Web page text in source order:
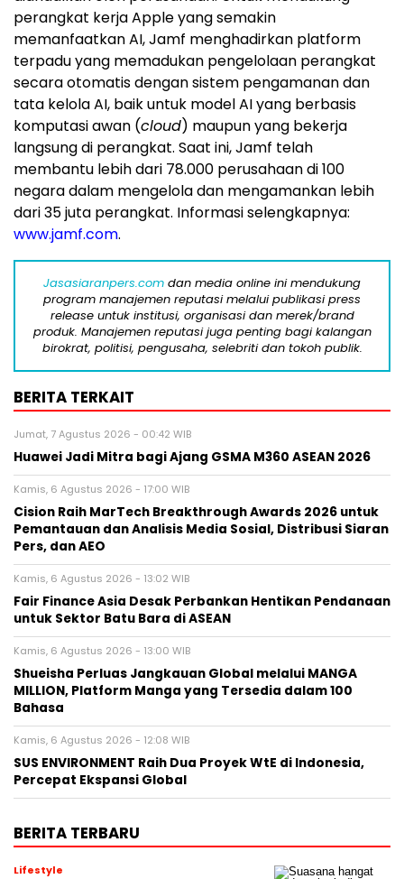
perangkat kerja Apple yang semakin
memanfaatkan AI, Jamf menghadirkan platform
terpadu yang memadukan pengelolaan perangkat
secara otomatis dengan sistem pengamanan dan
tata kelola AI, baik untuk model AI yang berbasis
komputasi awan (cloud) maupun yang bekerja
langsung di perangkat. Saat ini, Jamf telah
membantu lebih dari 78.000 perusahaan di 100
negara dalam mengelola dan mengamankan lebih
dari 35 juta perangkat. Informasi selengkapnya:
www.jamf.com.
Jasasiaranpers.com dan media online ini mendukung
program manajemen reputasi melalui publikasi press
release untuk institusi, organisasi dan merek/brand
produk. Manajemen reputasi juga penting bagi kalangan
birokrat, politisi, pengusaha, selebriti dan tokoh publik.
BERITA TERKAIT
Jumat, 7 Agustus 2026 - 00:42 WIB
Huawei Jadi Mitra bagi Ajang GSMA M360 ASEAN 2026
Kamis, 6 Agustus 2026 - 17:00 WIB
Cision Raih MarTech Breakthrough Awards 2026 untuk
Pemantauan dan Analisis Media Sosial, Distribusi Siaran
Pers, dan AEO
Kamis, 6 Agustus 2026 - 13:02 WIB
Fair Finance Asia Desak Perbankan Hentikan Pendanaan
untuk Sektor Batu Bara di ASEAN
Kamis, 6 Agustus 2026 - 13:00 WIB
Shueisha Perluas Jangkauan Global melalui MANGA
MILLION, Platform Manga yang Tersedia dalam 100
Bahasa
Kamis, 6 Agustus 2026 - 12:08 WIB
SUS ENVIRONMENT Raih Dua Proyek WtE di Indonesia,
Percepat Ekspansi Global
BERITA TERBARU
Lifestyle